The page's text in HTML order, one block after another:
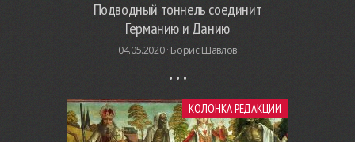
Подводный тоннель соединит
Германию и Данию
04.05.2020 · Борис Шавлов
КОЛОНКА РЕДАКЦИИ